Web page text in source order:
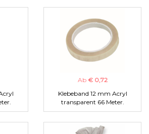
Ab € 0,72
Klebeband 12 mm Acryl
transparent 66 Meter.